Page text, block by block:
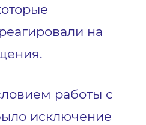
на
работы с
исключение